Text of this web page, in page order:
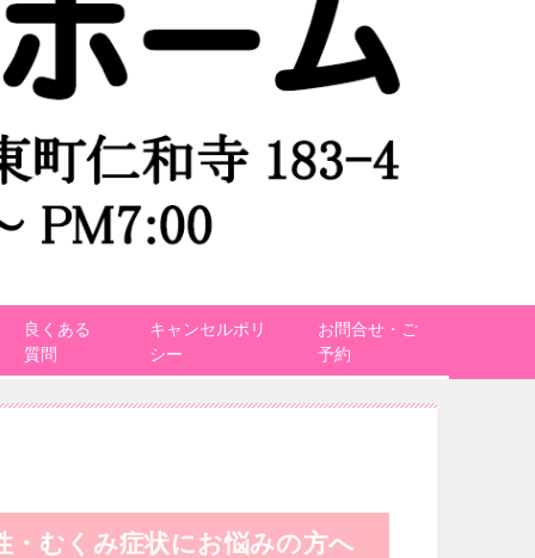
良くある
質問
キャンセルポリ
シー
お問合せ・ご
予約
・むくみ症状にお悩みの方へ